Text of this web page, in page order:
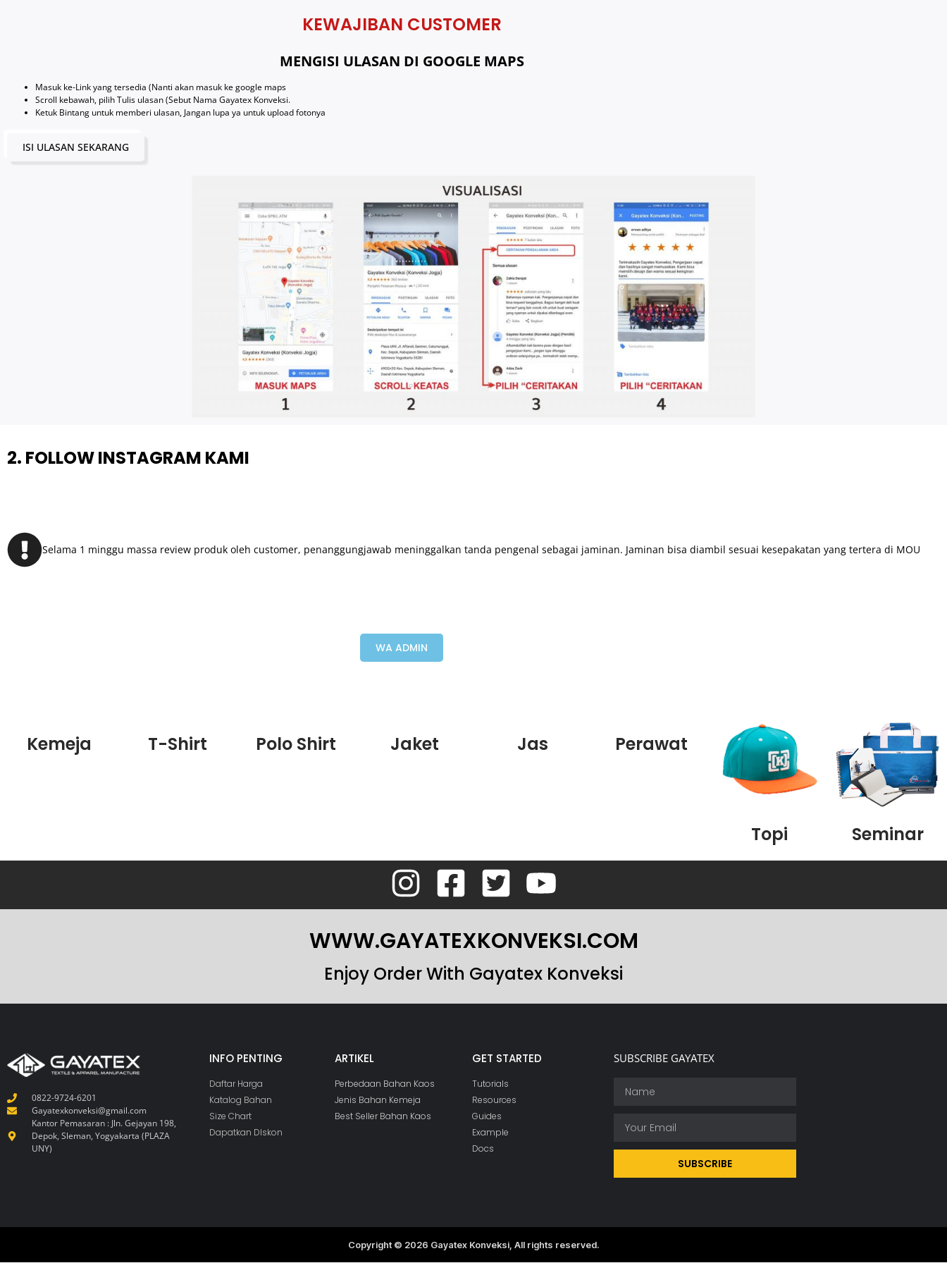
KEWAJIBAN CUSTOMER
MENGISI ULASAN DI GOOGLE MAPS
Masuk ke-Link yang tersedia (Nanti akan masuk ke google maps
Scroll kebawah, pilih Tulis ulasan (Sebut Nama Gayatex Konveksi.
Ketuk Bintang untuk memberi ulasan, Jangan lupa ya untuk upload fotonya
ISI ULASAN SEKARANG
2. FOLLOW INSTAGRAM KAMI
Selama 1 minggu massa review produk oleh customer, penanggungjawab meninggalkan tanda pengenal sebagai jaminan. Jaminan bisa diambil sesuai kesepakatan yang tertera di MOU
WA ADMIN
Kemeja T-Shirt Polo Shirt Jaket Jas Perawat
Topi Seminar
WWW.GAYATEXKONVEKSI.COM
Enjoy Order With Gayatex Konveksi
0822-9724-6201
Gayatexkonveksi@gmail.com
Kantor Pemasaran : Jln. Gejayan 198,
Depok, Sleman, Yogyakarta (PLAZA
UNY)
INFO PENTING
Daftar Harga
Katalog Bahan
Size Chart
Dapatkan DIskon
ARTIKEL
Perbedaan Bahan Kaos
Jenis Bahan Kemeja
Best Seller Bahan Kaos
GET STARTED
Tutorials
Resources
Guides
Example
Docs
SUBSCRIBE GAYATEX
SUBSCRIBE
Copyright © 2026 Gayatex Konveksi, All rights reserved.